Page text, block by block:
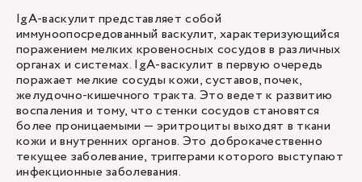
IgA-васкулит представляет собой
иммуноопосредованный васкулит, характеризующийся
поражением мелких кровеносных сосудов в различных
органах и системах. IgA-васкулит в первую очередь
поражает мелкие сосуды кожи, суставов, почек,
желудочно-кишечного тракта. Это ведет к развитию
воспаления и тому, что стенки сосудов становятся
более проницаемыми — эритроциты выходят в ткани
кожи и внутренних органов. Это доброкачественно
текущее заболевание, триггерами которого выступают
инфекционные заболевания.